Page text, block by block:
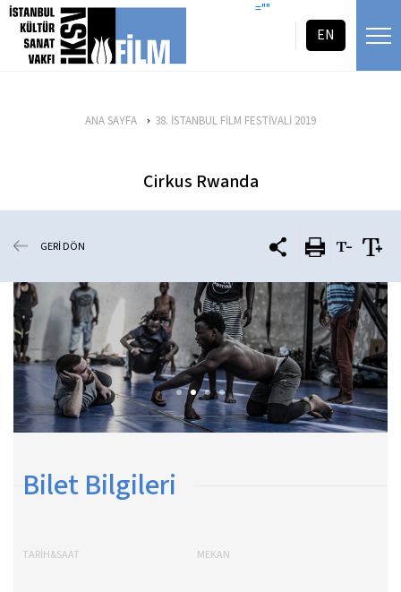
icerigi atla =""
EN
ANA SAYFA 38. İSTANBUL FİLM FESTİVALİ 2019
Cirkus Rwanda
GERİ DÖN
Bilet Bilgileri
TARİH&SAAT MEKAN